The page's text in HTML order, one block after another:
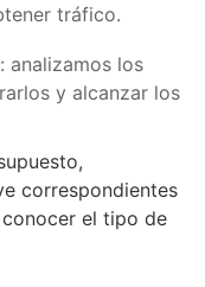
tráfico.
analizamos los
y alcanzar los
correspondientes
el tipo de